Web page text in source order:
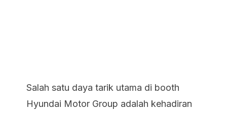
Salah satu daya tarik utama di booth
Hyundai Motor Group adalah kehadiran